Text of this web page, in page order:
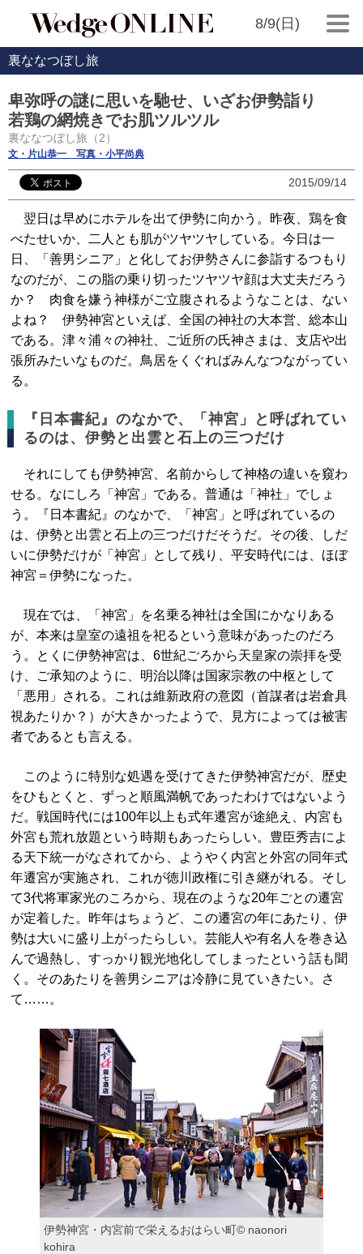
8/9(日)
裏ななつぼし旅
卑弥呼の謎に思いを馳せ、いざお伊勢詣り
若鶏の網焼きでお肌ツルツル
裏ななつぼし旅（2）
文・片山恭一 写真・小平尚典
2015/09/14
翌日は早めにホテルを出て伊勢に向かう。昨夜、鶏を食
べたせいか、二人とも肌がツヤツヤしている。今日は一
日、「善男シニア」と化してお伊勢さんに参詣するつもり
なのだが、この脂の乗り切ったツヤツヤ顔は大丈夫だろう
か？ 肉食を嫌う神様がご立腹されるようなことは、ない
よね？ 伊勢神宮といえば、全国の神社の大本営、総本山
である。津々浦々の神社、ご近所の氏神さまは、支店や出
張所みたいなものだ。鳥居をくぐればみんなつながってい
る。
『日本書紀』のなかで、「神宮」と呼ばれてい
るのは、伊勢と出雲と石上の三つだけ
それにしても伊勢神宮、名前からして神格の違いを窺わ
せる。なにしろ「神宮」である。普通は「神社」でしょ
う。『日本書紀』のなかで、「神宮」と呼ばれているの
は、伊勢と出雲と石上の三つだけだそうだ。その後、しだ
いに伊勢だけが「神宮」として残り、平安時代には、ほぼ
神宮＝伊勢になった。
現在では、「神宮」を名乗る神社は全国にかなりある
が、本来は皇室の遠祖を祀るという意味があったのだろ
う。とくに伊勢神宮は、6世紀ごろから天皇家の崇拝を受
け、ご承知のように、明治以降は国家宗教の中枢として
「悪用」される。これは維新政府の意図（首謀者は岩倉具
視あたりか？）が大きかったようで、見方によっては被害
者であるとも言える。
このように特別な処遇を受けてきた伊勢神宮だが、歴史
をひもとくと、ずっと順風満帆であったわけではないよう
だ。戦国時代には100年以上も式年遷宮が途絶え、内宮も
外宮も荒れ放題という時期もあったらしい。豊臣秀吉によ
る天下統一がなされてから、ようやく内宮と外宮の同年式
年遷宮が実施され、これが徳川政権に引き継がれる。そし
て3代将軍家光のころから、現在のような20年ごとの遷宮
が定着した。昨年はちょうど、この遷宮の年にあたり、伊
勢は大いに盛り上がったらしい。芸能人や有名人を巻き込
んで過熱し、すっかり観光地化してしまったという話も聞
く。そのあたりを善男シニアは冷静に見ていきたい。さ
て……。
伊勢神宮・内宮前で栄えるおはらい町© naonori
kohira